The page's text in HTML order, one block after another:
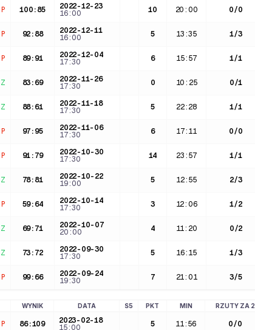
P 100 : 85
2022-12-23
16:00
10 20:00 0/0
P 92 : 88
2022-12-11
16:00
5 13:35 1/3
P 89: 91
2022-12-04
17:30
6 15:57 1/1
Z 83 : 69
2022-11-26
17:30
0 10:25 0/1
Z 88: 61
2022-11-18
17:30
5 22:28 1/1
P 97 : 95
2022-11-06
17:30
6 17:11 0/0
P 91 : 79
2022-10-30
17:30
14 23:57 1/1
Z 78: 81
2022-10-22
19:00
5 12:55 2/3
P 59: 64
2022-10-14
17:30
3 12:06 1/2
Z 69: 71
2022-10-07
20:00
4 11:20 0/2
Z 73 : 72
2022-09-30
17:30
5 16:15 1/3
P 99: 66
2022-09-24
19:30
7 21:01 3/5
WYNIK DATA S5 PKT MIN RZUTY ZA 2
P 86:109
2023-02-18
15:00
5 11:56 0/0